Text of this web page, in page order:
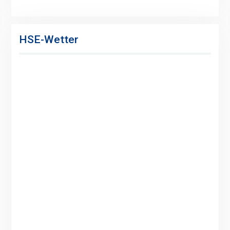
HSE-Wetter